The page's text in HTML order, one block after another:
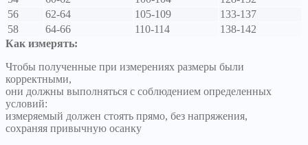
56
62-64 105-109
133-137
58
64-66 110-114
138-142
Как измерять:
Чтобы полученные при измерениях размеры были
корректными,
они должны выполняться с соблюдением определенных
условий:
измеряемый должен стоять прямо, без напряжения,
сохраняя привычную осанку